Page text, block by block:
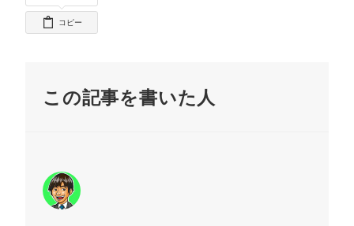
コピー
この記事を書いた人